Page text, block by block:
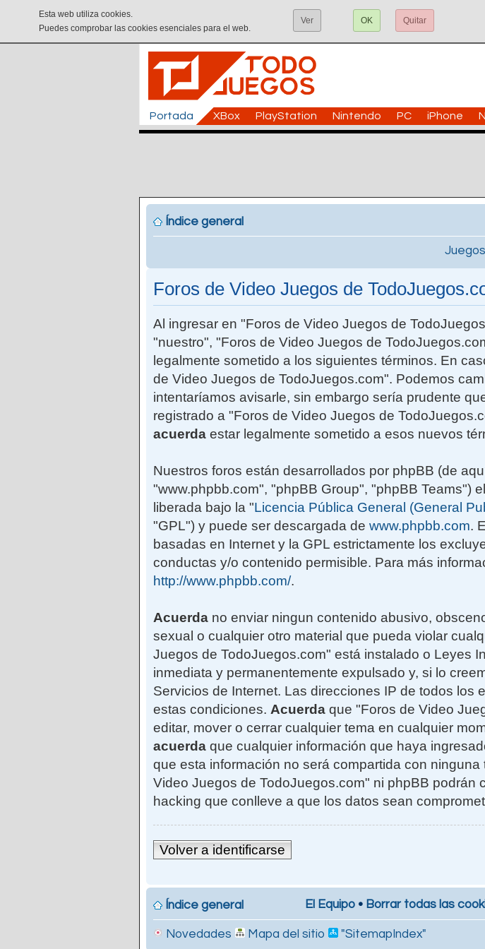
Esta web utiliza cookies.
Puedes comprobar las cookies esenciales para el web.
Ver OK Quitar
Portada XBox PlayStation Nintendo PC iPhone
Índice general
Foros de Video Juegos de
Al ingresar en "Foros de Video Juegos de
"nuestro", "Foros de Video Juegos de
legalmente sometido a los siguientes términos. En
de Video Juegos de TodoJuegos.com". Podemos
intentaríamos avisarle, sin embargo sería prudente
registrado a "Foros de Video Juegos de
acuerda estar legalmente sometido a esos nuevos
Nuestros foros están desarrollados por phpBB (de
"www.phpbb.com", "phpBB Group", "phpBB Teams")
liberada bajo la "Licencia Pública General (General
"GPL") y puede ser descargada de www.phpbb.com.
basadas en Internet y la GPL estrictamente los
conductas y/o contenido permisible. Para más
http://www.phpbb.com/.
Acuerda no enviar ningun contenido abusivo,
sexual o cualquier otro material que pueda violar
Juegos de TodoJuegos.com" está instalado o Leyes
inmediata y permanentemente expulsado y, si lo
Servicios de Internet. Las direcciones IP de todos
estas condiciones. Acuerda que "Foros de Video
editar, mover o cerrar cualquier tema en cualquier
acuerda que cualquier información que haya
que esta información no será compartida con
Video Juegos de TodoJuegos.com" ni phpBB
hacking que conlleve a que los datos sean
Volver a identificarse
Índice general El Equipo • Borrar todas las
Novedades Mapa del sitio "SitemapIndex"